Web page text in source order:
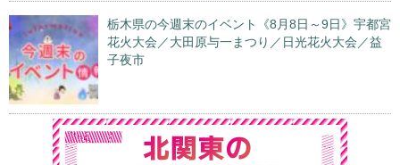
栃木県の今週末のイベント《8月8日～9日》宇都宮
花火大会／大田原与一まつり／日光花火大会／益
子夜市